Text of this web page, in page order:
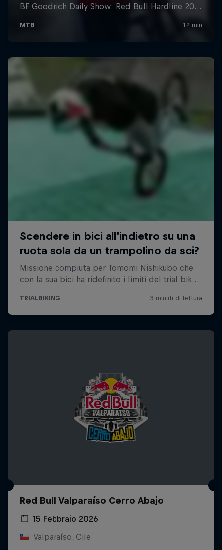
Red Bull Valparaíso Cerro Abajo
15 Febbraio 2026
Valparaíso, Cile